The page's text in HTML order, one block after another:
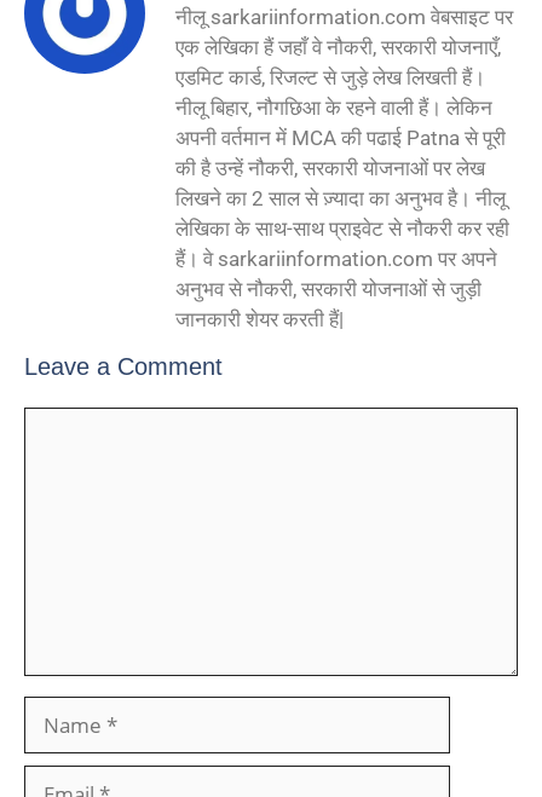
नीलू sarkariinformation.com वेबसाइट पर
एक लेखिका हैं जहाँ वे नौकरी, सरकारी योजनाएँ,
एडमिट कार्ड, रिजल्ट से जुड़े लेख लिखती हैं।
नीलू बिहार, नौगछिआ के रहने वाली हैं। लेकिन
अपनी वर्तमान में MCA की पढाई Patna से पूरी
की है उन्हें नौकरी, सरकारी योजनाओं पर लेख
लिखने का 2 साल से ज़्यादा का अनुभव है। नीलू
लेखिका के साथ-साथ प्राइवेट से नौकरी कर रही
हैं। वे sarkariinformation.com पर अपने
अनुभव से नौकरी, सरकारी योजनाओं से जुड़ी
जानकारी शेयर करती हैं|
Leave a Comment